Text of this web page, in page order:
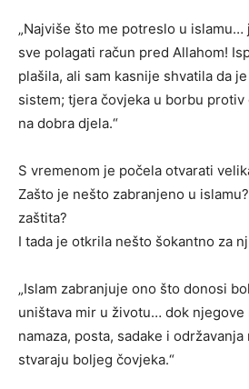
„Najviše što me potreslo u islamu…
sve polagati račun pred Allahom!
plašila, ali sam kasnije shvatila da
sistem; tjera čovjeka u borbu
na dobra djela.“
S vremenom je počela otvarati
Zašto je nešto zabranjeno u
zaštita?
I tada je otkrila nešto šokantno za
„Islam zabranjuje ono što donosi
uništava mir u životu… dok njegove
namaza, posta, sadake i
stvaraju boljeg čovjeka.“